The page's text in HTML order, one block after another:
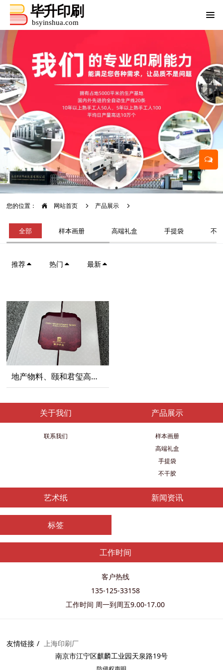
您的位置： 网站首页 产品展示
全部 样本画册 高端礼盒 手提袋 不
推荐 热门 最新
地产物料、颐和君玺高端折页印刷
关于我们
联系我们
产品展示
样本画册
高端礼盒
手提袋
不干胶
艺术纸 新闻资讯
标签
工作时间
客户热线
135-125-33158
工作时间 周一到周五9.00-17.00
友情链接
上海印刷厂
南京市江宁区麒麟工业园天泉路19号